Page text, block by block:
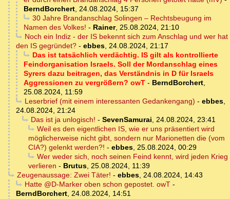
BerndBorchert, 24.08.2024, 15:37
30 Jahre Brandanschlag Solingen – Rechtsbeugung im
Namen des Volkes! - Rainer, 25.08.2024, 21:10
Noch ein Indiz - der IS bekennt sich zum Anschlag und wer hat
den IS gegründet? - ebbes, 24.08.2024, 21:17
Das ist tatsächlich verdächtig. IS gilt als kontrollierte
Feindorganisation Israels. Soll der Mordanschlag eines
Syrers dazu beitragen, das Verständnis in D für Israels
Aggressionen zu vergrößern? owT - BerndBorchert,
25.08.2024, 11:59
Leserbrief (mit einem interessanten Gedankengang) - ebbes,
24.08.2024, 21:24
Das ist ja unlogisch! - SevenSamurai, 24.08.2024, 23:41
Weil es den eigentlichen IS, wie er uns präsentiert wird
möglicherweise nicht gibt, sondern nur Marionetten die (vom
CIA?) gelenkt werden?! - ebbes, 25.08.2024, 00:29
Wer weder sich, noch seinen Feind kennt, wird jeden Krieg
verlieren - Brutus, 25.08.2024, 11:39
Zeugenaussage: Zwei Täter! - ebbes, 24.08.2024, 14:43
Hatte @D-Marker oben schon gepostet. owT-
BerndBorchert, 24.08.2024, 14:51